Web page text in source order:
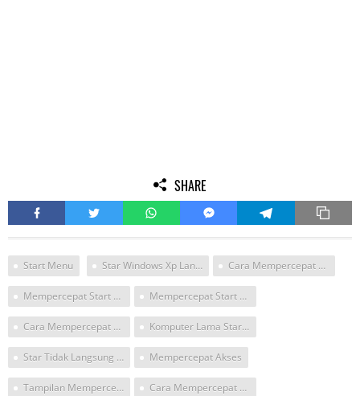
SHARE
Start Menu Star Windows Xp Langsung Menu Cara Mempercepat Akses Windows
Mempercepat Start Menu Mempercepat Start Menu Windows
Cara Mempercepat Logon Windows Komputer Lama Star Menu
Star Tidak Langsung Menu Mempercepat Akses
Tampilan Mempercepat Booting Windows Cara Mempercepat Boting Windows